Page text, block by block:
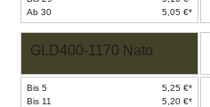
Ab 30
5,05 €*
GLD400-1170 Nato
Bis 5
5,25 €*
Bis 11
5,20 €*